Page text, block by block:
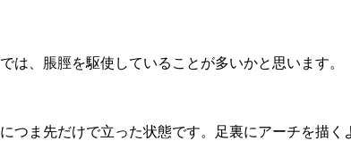
は、脹脛を駆使していることが多いかと思います。
つま先だけで立った状態です。足裏にアーチを描く